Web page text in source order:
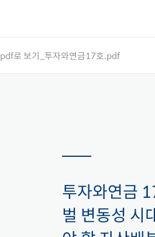
pdf로 보기_투자와연금17호.pdf
투자와연금
벌 변동성 시